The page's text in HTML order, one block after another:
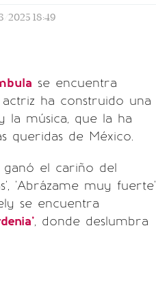
2025 18:49
se encuentra
ha construido una
la música, que la ha
queridas de México.
ganó el cariño del
'Abrázame muy fuerte'
se encuentra
, donde deslumbra